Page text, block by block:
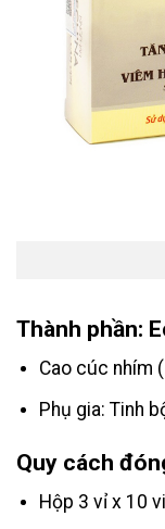
Thành phần:
Cao cúc nhím
Phụ gia: Tinh
Quy cách
Hộp 3 vỉ x 10